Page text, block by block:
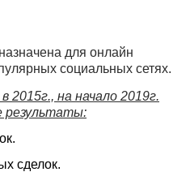
для онлайн
социальных сетях.
2015г., на начало 2019г.
результаты:
сделок.